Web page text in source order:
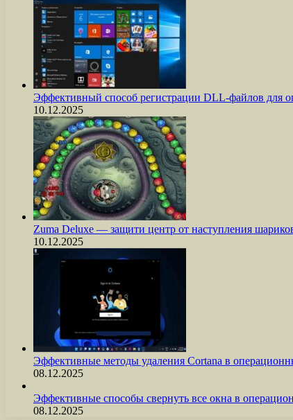
Эффективный способ регистрации DLL-файлов для
10.12.2025
Zuma Deluxe — защити центр от наступления
10.12.2025
Эффективные методы удаления Cortana в
08.12.2025
Эффективные способы свернуть все окна в
08.12.2025